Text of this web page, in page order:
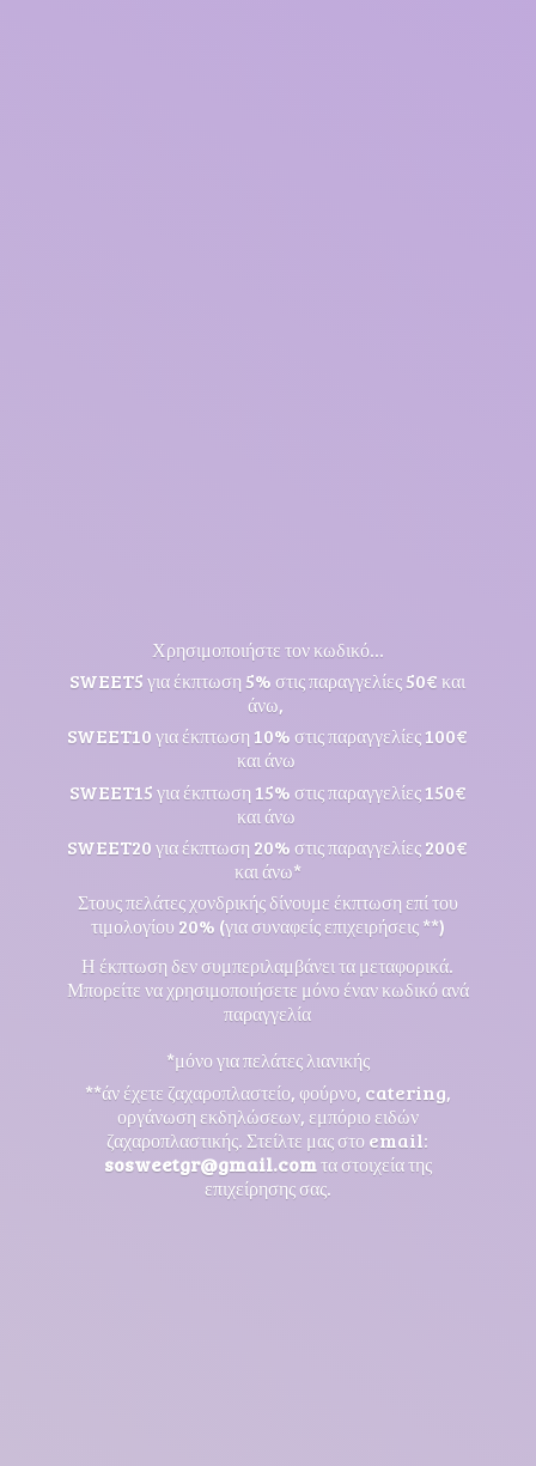
Χρησιμοποιήστε τον κωδικό...
SWEET5 για έκπτωση 5% στις παραγγελίες 50€ και
άνω,
SWEET10 για έκπτωση 10% στις παραγγελίες 100€
και άνω
SWEET15 για έκπτωση 15% στις παραγγελίες 150€
και άνω
SWEET20 για έκπτωση 20% στις παραγγελίες 200€
και άνω*
Στους πελάτες χονδρικής δίνουμε έκπτωση επί του
τιμολογίου 20% (για συναφείς επιχειρήσεις **)
Η έκπτωση δεν συμπεριλαμβάνει τα μεταφορικά.
Μπορείτε να χρησιμοποιήσετε μόνο έναν κωδικό ανά
παραγγελία
*μόνο για πελάτες λιανικής
**άν έχετε ζαχαροπλαστείο, φούρνο, catering,
οργάνωση εκδηλώσεων, εμπόριο ειδών
ζαχαροπλαστικής. Στείλτε μας στο email:
sosweetgr@gmail.comτα στοιχεία της
επιχείρησης σας.